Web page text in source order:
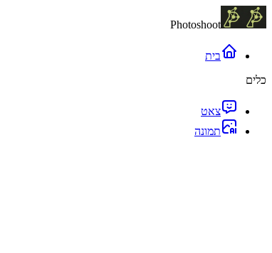
Photoshoot
בית
כלים
צאט
תמונה